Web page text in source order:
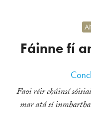
Fáinne fí
Faoi réir chúinsí
mar atá sí